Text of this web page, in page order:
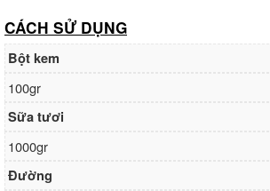
CÁCH SỬ DỤNG
Bột kem
100gr
Sữa tươi
1000gr
Đường